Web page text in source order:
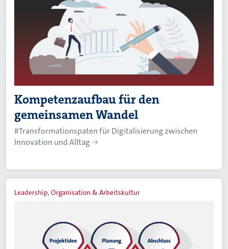
Kompetenzaufbau für den
gemeinsamen Wandel
#Transformationspaten für Digitalisierung zwischen
Innovation und Alltag
Leadership, Organisation & Arbeitskultur